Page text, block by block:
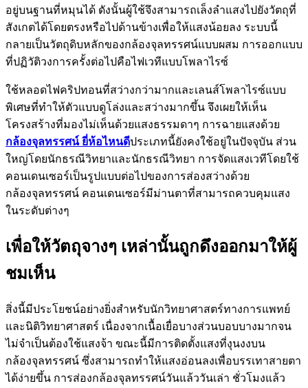
อยู่บนฐานที่หมุนได้ ดังนั้นผู้ใช้จึงสามารถเล็งลำแสงไปยังวัตถุที่
สังเกตได้โดยตรงหรือไปด้านข้างเพื่อให้แสงน้อยลง ระบบนี้
กลายเป็นวัตถุดิบหลักของกล้องจุลทรรศน์แบบผสม การออกแบบ
ที่ปฏิวัติวงการครั้งต่อไปคือไฟเวทีแบบโพลาไรซ์
ใช้หลอดไฟคริปทอนที่สว่างกว่ามากและเลนส์โพลาไรซ์แบบ
พิเศษที่ทำให้ตัวแบบดูโล่งและสว่างมากขึ้น จึงเผยให้เห็น
โครงสร้างที่มองไม่เห็นด้วยแสงธรรมดาๆ การฉายแสงด้วย
กล้องจุลทรรศน์ ยี่ห้อไหนดีประเภทนี้ยังคงใช้อยู่ในปัจจุบัน ส่วน
ใหญ่โดยนักธรณีวิทยาและนักธรณีวิทยา การจัดแสงเวทีโดยใช้
คอนเดนเซอร์เป็นรูปแบบต่อไปของการส่องสว่างด้วย
กล้องจุลทรรศน์ คอนเดนเซอร์มีม่านตาที่สามารถควบคุมแสง
ในระดับต่างๆ
เพื่อให้วัตถุจางๆ เหล่านั้นถูกดึงออกมาให้ผู้
ชมเห็น
สิ่งนี้มีประโยชน์อย่างยิ่งสำหรับนักวิทยาศาสตร์ทางการแพทย์
และนิติวิทยาศาสตร์ เนื่องจากเนื้อเยื่อบางส่วนบอบบางมากจน
ไม่จำเป็นต้องใช้แสงจ้า ขณะนี้มีการติดตั้งแสงที่งุนงงบน
กล้องจุลทรรศน์ ซึ่งสามารถทำให้แสงอ่อนลงเพื่อบรรเทาสายตา
ได้ง่ายขึ้น การส่องกล้องจุลทรรศน์วันแล้ววันเล่า ชั่วโมงแล้ว